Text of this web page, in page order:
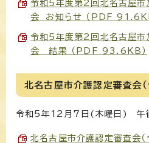
令和5年度第2回北名古屋市
会 お知らせ （PDF
令和5年度第2回北名古屋市
会 結果 （PDF 93.6KB）
北名古屋市介護認定審査会
令和5年12月7日(木曜日) 午
北名古屋市介護認定審査会